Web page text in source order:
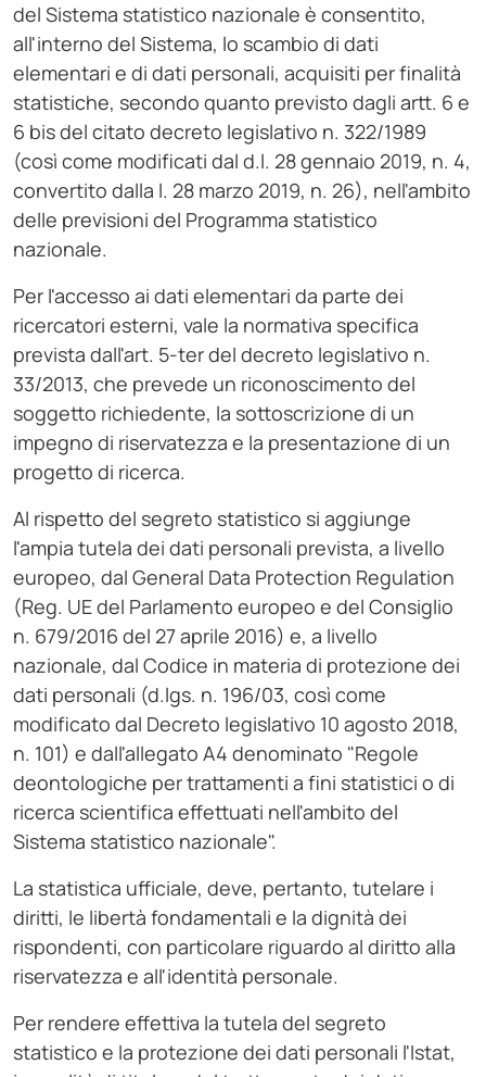
del Sistema statistico nazionale è consentito,
all'interno del Sistema, lo scambio di dati
elementari e di dati personali, acquisiti per finalità
statistiche, secondo quanto previsto dagli artt. 6 e
6 bis del citato decreto legislativo n. 322/1989
(così come modificati dal d.l. 28 gennaio 2019, n. 4,
convertito dalla l. 28 marzo 2019, n. 26), nell'ambito
delle previsioni del Programma statistico
nazionale.
Per l'accesso ai dati elementari da parte dei
ricercatori esterni, vale la normativa specifica
prevista dall'art. 5-ter del decreto legislativo n.
33/2013, che prevede un riconoscimento del
soggetto richiedente, la sottoscrizione di un
impegno di riservatezza e la presentazione di un
progetto di ricerca.
Al rispetto del segreto statistico si aggiunge
l'ampia tutela dei dati personali prevista, a livello
europeo, dal General Data Protection Regulation
(Reg. UE del Parlamento europeo e del Consiglio
n. 679/2016 del 27 aprile 2016) e, a livello
nazionale, dal Codice in materia di protezione dei
dati personali (d.lgs. n. 196/03, così come
modificato dal Decreto legislativo 10 agosto 2018,
n. 101) e dall'allegato A4 denominato "Regole
deontologiche per trattamenti a fini statistici o di
ricerca scientifica effettuati nell'ambito del
Sistema statistico nazionale".
La statistica ufficiale, deve, pertanto, tutelare i
diritti, le libertà fondamentali e la dignità dei
rispondenti, con particolare riguardo al diritto alla
riservatezza e all'identità personale.
Per rendere effettiva la tutela del segreto
statistico e la protezione dei dati personali l'Istat,